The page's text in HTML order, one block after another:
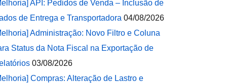
API: Pedidos de Venda – Inclusão de
de Entrega e Transportadora 04/08/2026
Administração: Novo Filtro e Coluna
Status da Nota Fiscal na Exportação de
03/08/2026
Compras: Alteração de Lastro e